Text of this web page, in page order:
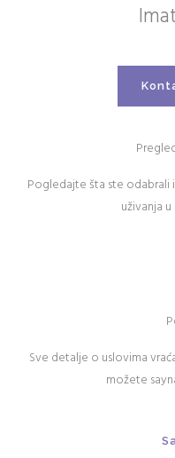
Pogledajte šta ste odabrali
uživanja
Sve detalje o uslovima
možete